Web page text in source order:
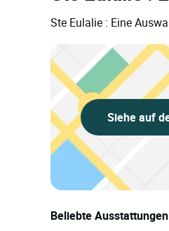
Ste Eulalie : Eine
Siehe auf
Beliebte Ausstattungen